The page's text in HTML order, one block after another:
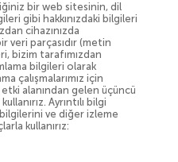
bir web sitesinin, dil
gibi hakkınızdaki bilgileri
cihazınızda
veri parçasıdır (metin
bizim tarafımızdan
bilgileri olarak
çalışmalarımız için
alanından gelen üçüncü
Ayrıntılı bilgi
ve diğer izleme
kullanırız: